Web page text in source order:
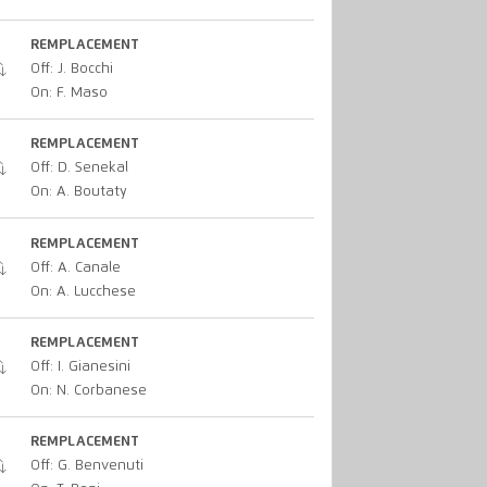
REMPLACEMENT
Off: J. Bocchi
On: F. Maso
REMPLACEMENT
Off: D. Senekal
On: A. Boutaty
REMPLACEMENT
Off: A. Canale
On: A. Lucchese
REMPLACEMENT
Off: I. Gianesini
On: N. Corbanese
REMPLACEMENT
Off: G. Benvenuti